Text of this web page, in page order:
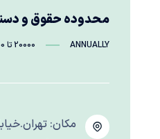
محدوده حقوق و
ANNUALLY 20000 تا 60000 تومان
مکان: